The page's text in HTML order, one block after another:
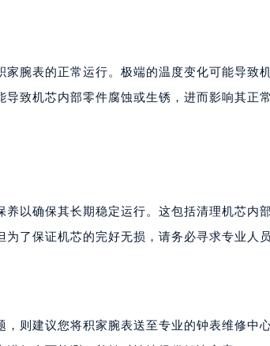
北京路928号同德昆明广场写字楼10层06室（
区中山东路39号勒泰中心写字楼B座13层07室
南关正街88号华侨城长安国际中心E座6楼10室
呼和浩特市玉泉区大学西街70号华润万象城写
七里河区西津西路16号兰州中心写字楼21层
市爱辉区中央街积家售后服务中心（需提前预
家腕表的正常运行。极端的温度变化可能导致
导致机芯内部零件腐蚀或生锈，进而影响其正
养以确保其长期稳定运行。这包括清理机芯内
了保证机芯的完好无损，请务必寻求专业人员
，则建议您将积家腕表送至专业的钟表维修中